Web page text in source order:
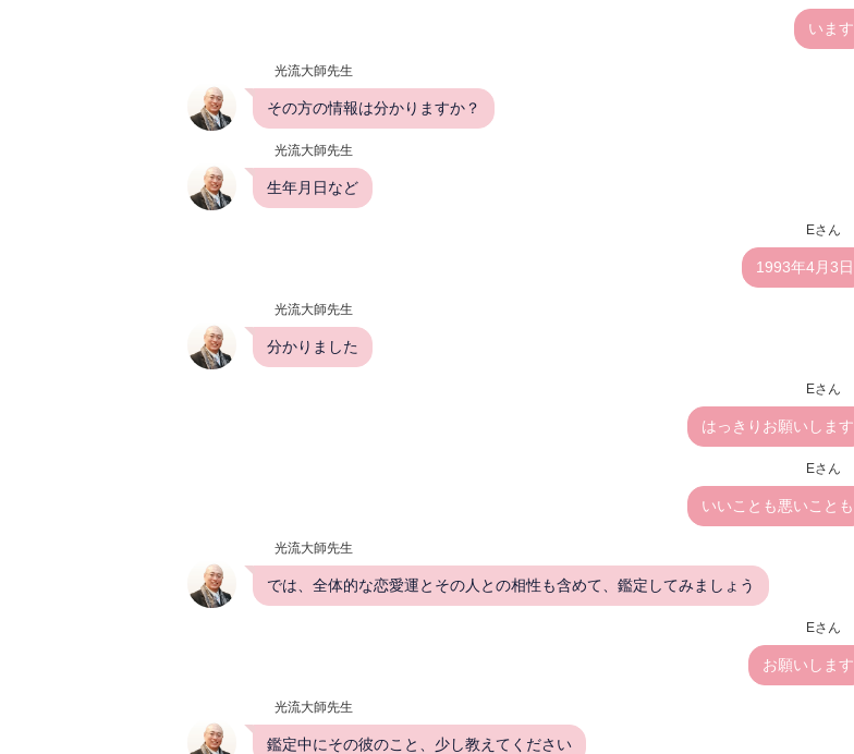
います
光流大師先生
その方の情報は分かりますか？
光流大師先生
生年月日など
Eさん
1993年4月3日
光流大師先生
分かりました
Eさん
はっきりお願いします
Eさん
いいことも悪いことも
光流大師先生
では、全体的な恋愛運とその人との相性も含めて、鑑定してみましょう
Eさん
お願いします
光流大師先生
鑑定中にその彼のこと、少し教えてください